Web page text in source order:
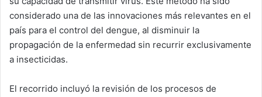
considerado una de las innovaciones más relevantes en el
país para el control del dengue, al disminuir la
propagación de la enfermedad sin recurrir exclusivamente
a insecticidas.
El recorrido incluyó la revisión de los procesos de